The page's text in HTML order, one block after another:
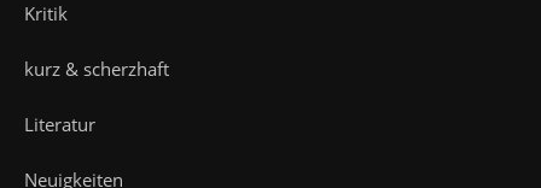
Kritik
kurz & scherzhaft
Literatur
Neuigkeiten